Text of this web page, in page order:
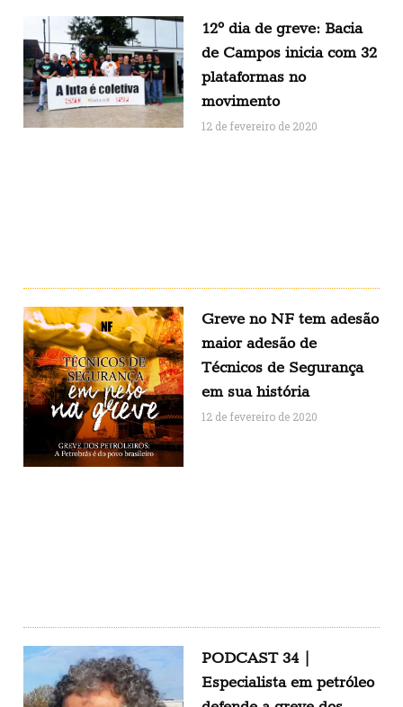
12º dia de greve: Bacia
de Campos inicia com 32
plataformas no
movimento
12 de fevereiro de 2020
Greve no NF tem adesão
maior adesão de
Técnicos de Segurança
em sua história
12 de fevereiro de 2020
PODCAST 34 |
Especialista em petróleo